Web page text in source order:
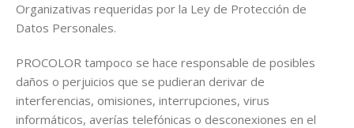
Organizativas requeridas por la Ley de Protección de
Datos Personales.
PROCOLOR tampoco se hace responsable de posibles
daños o perjuicios que se pudieran derivar de
interferencias, omisiones, interrupciones, virus
informáticos, averías telefónicas o desconexiones en el